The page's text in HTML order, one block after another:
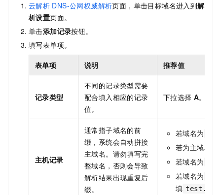
云解析 DNS-公网权威解析页面，单击目标域名进入到解
析设置页面。
单击添加记录按钮。
填写表单项。
表单项 说明 推荐值
记录类型
不同的记录类型需要
配合填入相应的记录
值。
下拉选择 A。将
主机记录
通常指子域名的前
缀，系统会自动拼接
主域名。请勿填写完
整域名，否则会导致
解析结果出现重复后
缀。
若域名为
若为主域名
若域名为
若域名为
填